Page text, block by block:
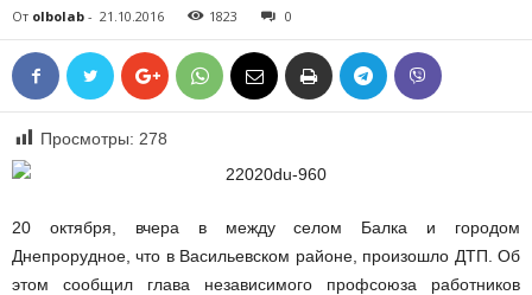
От olbolab - 21.10.2016 1823 0
Просмотры: 278
20 октября, вчера в между селом Балка и городом
Днепрорудное, что в Васильевском районе, произошло ДТП. Об
этом сообщил глава независимого профсоюза работников